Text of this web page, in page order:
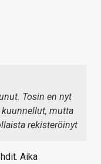
Tosin en nyt
mutta
rekisteröinyt
Aika